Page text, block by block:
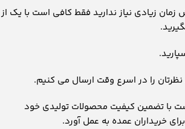
زیادی نیاز ندارید فقط کافی است با یک از
را در اسرع وقت ارسال می کنیم.
با تضمین کیفیت محصولات تولیدی خود
خریداران عمده به عمل آورد.